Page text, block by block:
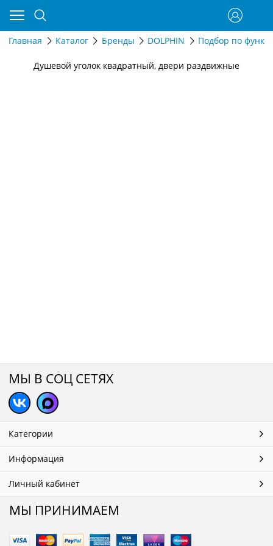
Главная Каталог Бренды DOLPHIN Подбор по
Душевой уголок квадратный, двери раздвижные
МЫ В СОЦ СЕТЯХ
Категории
Информация
Личный кабинет
МЫ ПРИНИМАЕМ